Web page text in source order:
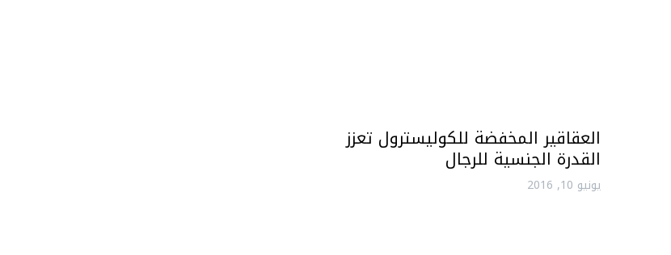
العقاقير المخفضة للكوليسترول تعزز
القدرة الجنسية للرجال
يونيو 10, 2016